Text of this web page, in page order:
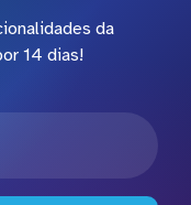
da
14 dias!